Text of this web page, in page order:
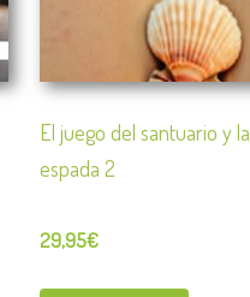
El juego del santuario y la
espada 2
29,95€